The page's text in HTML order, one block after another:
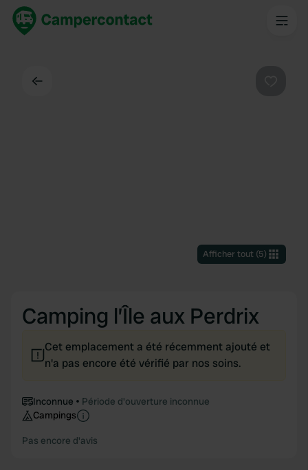
Afficher tout(5)
Camping l’Île aux Perdrix
Cet emplacement a été récemment ajouté et
n'a pas encore été vérifié par nos soins.
Inconnue
Période d'ouverture inconnue
Campings
Pas encore d'avis